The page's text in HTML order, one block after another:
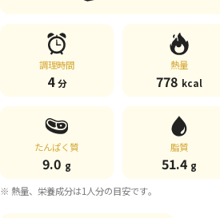
調理時間
4 分
熱量
778 kcal
たんぱく質
9.0 g
脂質
51.4 g
※ 熱量、栄養成分は1人分の目安です。